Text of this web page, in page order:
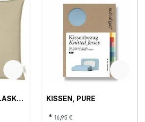
KISSEN, PURE
* 16,95 €